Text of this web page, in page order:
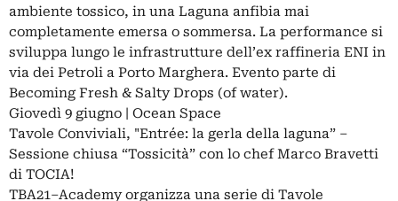
ambiente tossico, in una Laguna anfibia mai
completamente emersa o sommersa. La performance si
sviluppa lungo le infrastrutture dell’ex raffineria ENI in
via dei Petroli a Porto Marghera. Evento parte di
Becoming Fresh & Salty Drops (of water).
Giovedì 9 giugno | Ocean Space
Tavole Conviviali, "Entrée: la gerla della laguna” –
Sessione chiusa “Tossicità” con lo chef Marco Bravetti
di TOCIA!
TBA21–Academy organizza una serie di Tavole